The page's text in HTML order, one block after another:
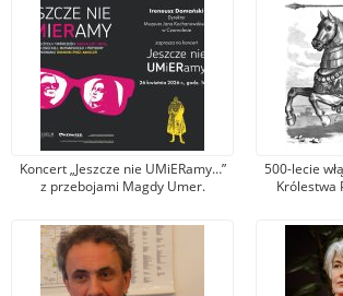
Koncert „Jeszcze nie UMiERamy…”
z przebojami Magdy Umer.
Kochanowskiego w Czarnolesie
500-lecie
Królestwa